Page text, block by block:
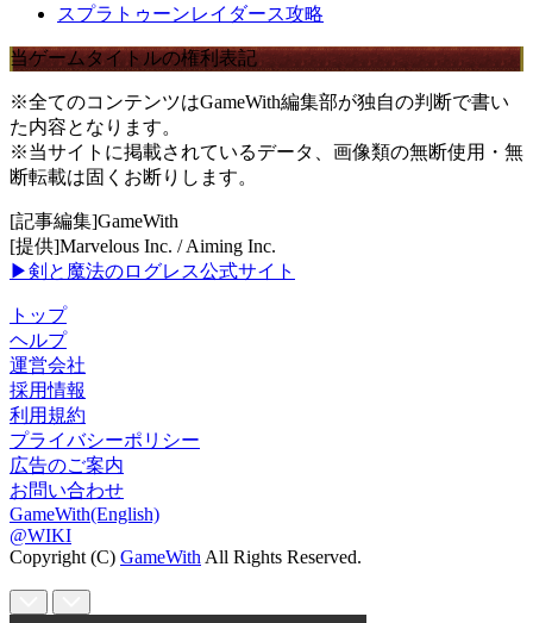
スプラトゥーンレイダース攻略
当ゲームタイトルの権利表記
※全てのコンテンツはGameWith編集部が独自の判断で書い
た内容となります。
※当サイトに掲載されているデータ、画像類の無断使用・無
断転載は固くお断りします。
[記事編集]GameWith
[提供]Marvelous Inc. / Aiming Inc.
▶剣と魔法のログレス公式サイト
トップ
ヘルプ
運営会社
採用情報
利用規約
プライバシーポリシー
広告のご案内
お問い合わせ
GameWith(English)
@WIKI
Copyright (C) GameWith All Rights Reserved.